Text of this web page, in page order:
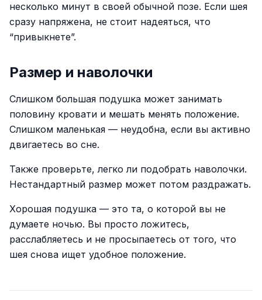
несколько минут в своей обычной позе. Если шея
сразу напряжена, не стоит надеяться, что
“привыкнете”.
Размер и наволочки
Слишком большая подушка может занимать
половину кровати и мешать менять положение.
Слишком маленькая — неудобна, если вы активно
двигаетесь во сне.
Также проверьте, легко ли подобрать наволочки.
Нестандартный размер может потом раздражать.
Хорошая подушка — это та, о которой вы не
думаете ночью. Вы просто ложитесь,
расслабляетесь и не просыпаетесь от того, что
шея снова ищет удобное положение.